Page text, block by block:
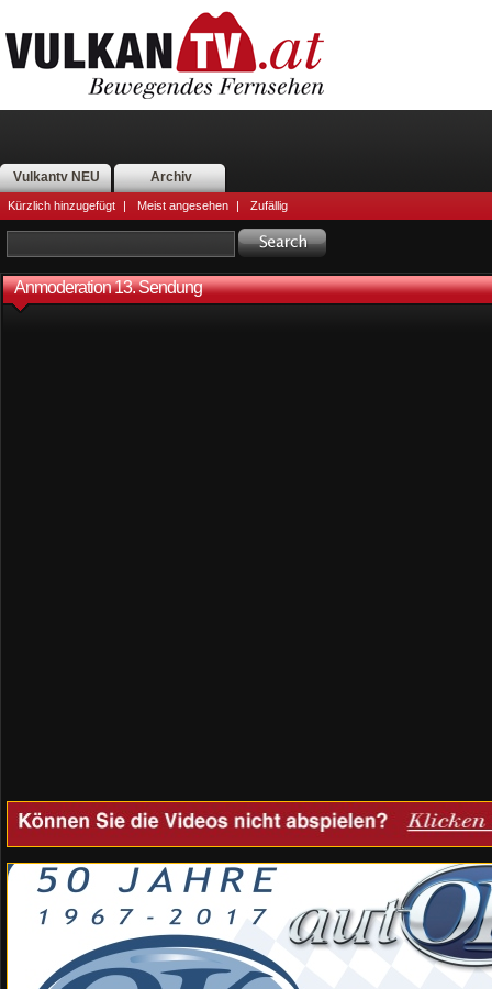
Vulkantv NEU Archiv
Kürzlich hinzugefügt | Meist angesehen | Zufällig
Anmoderation 13. Sendung